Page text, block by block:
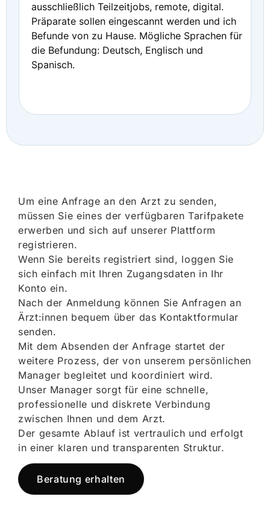
ausschließlich Teilzeitjobs, remote, digital.
Präparate sollen eingescannt werden und ich
Befunde von zu Hause. Mögliche Sprachen für
die Befundung: Deutsch, Englisch und
Spanisch.
Um eine Anfrage an den Arzt zu senden,
müssen Sie eines der verfügbaren Tarifpakete
erwerben und sich auf unserer Plattform
registrieren.
Wenn Sie bereits registriert sind, loggen Sie
sich einfach mit Ihren Zugangsdaten in Ihr
Konto ein.
Nach der Anmeldung können Sie Anfragen an
Ärzt:innen bequem über das Kontaktformular
senden.
Mit dem Absenden der Anfrage startet der
weitere Prozess, der von unserem persönlichen
Manager begleitet und koordiniert wird.
Unser Manager sorgt für eine schnelle,
professionelle und diskrete Verbindung
zwischen Ihnen und dem Arzt.
Der gesamte Ablauf ist vertraulich und erfolgt
in einer klaren und transparenten Struktur.
Beratung erhalten